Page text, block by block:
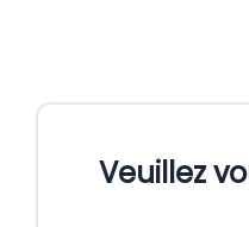
Veuillez